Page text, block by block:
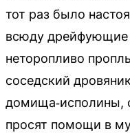
тот раз было
всюду дрейфующие
неторопливо
соседский
домища‑исполины,
просят помощи в